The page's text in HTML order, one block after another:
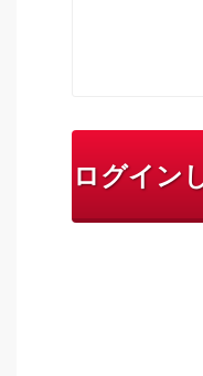
ログイン